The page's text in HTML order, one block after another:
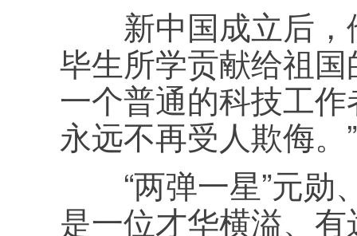
新中国成立后，
毕生所学贡献给祖
一个普通的科技工
永远不再受人欺侮。”
“两弹一星”元勋
是一位才华横溢、